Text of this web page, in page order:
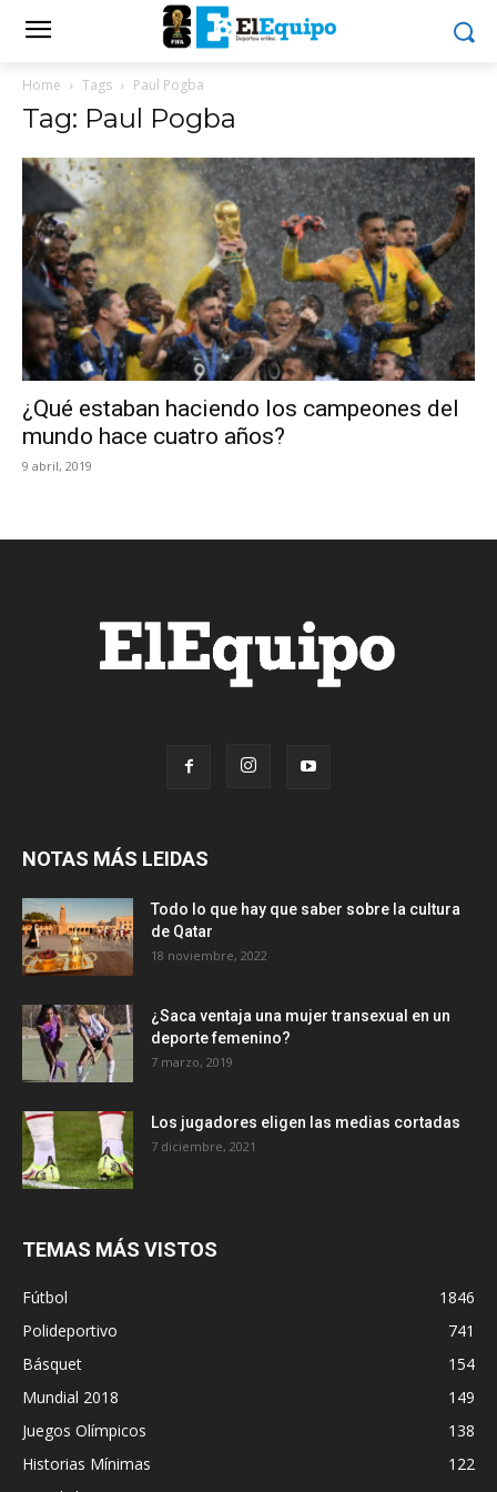
Home Tags Paul Pogba
Tag: Paul Pogba
¿Qué estaban haciendo los campeones del
mundo hace cuatro años?
9 abril, 2019
NOTAS MÁS LEIDAS
Todo lo que hay que saber sobre la cultura
de Qatar
18 noviembre, 2022
¿Saca ventaja una mujer transexual en un
deporte femenino?
7 marzo, 2019
Los jugadores eligen las medias cortadas
7 diciembre, 2021
TEMAS MÁS VISTOS
Fútbol
1846
Polideportivo
741
Básquet
154
Mundial 2018
149
Juegos Olímpicos
138
Historias Mínimas
122